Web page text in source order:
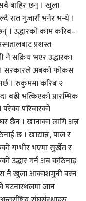
बाहिर छन् । खुला
रात गुजारौं भनेर भन्थे ।
। उद्धारको काम करिब–
प्रशस्त
नै सक्रिय भएर उद्धारका
। सरकारले अबको फोकस
। रुकुममा करिब २
बढी भत्किएको प्रारम्भिक
परेका परिवारको
छैन । खानाका लागि अन्न
छ । खाद्यान्न, पाल र
गम्भीर भएमा सुर्खेत र
उद्धार गर्न अब कठिनाइ
नै खुला आकाशमुनी बस्न
घटनास्थलमा जान